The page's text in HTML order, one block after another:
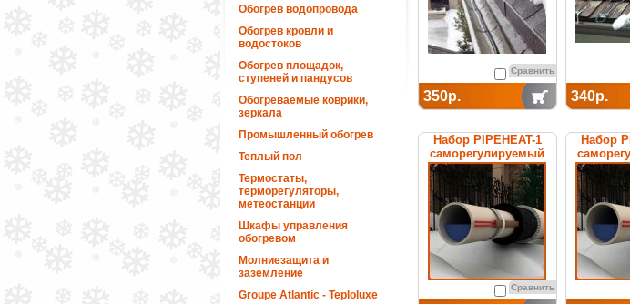
Обогрев водопровода
Обогрев кровли и
водостоков
Обогрев площадок,
ступеней и пандусов
Обогреваемые коврики,
зеркала
Промышленный обогрев
Теплый пол
Термостаты,
терморегуляторы,
метеостанции
Шкафы управления
обогревом
Молниезащита и
заземление
Groupe Atlantic - Teploluxe
Сравнить
350р. 340р.
Набор PIPEHEAT-1
саморегулируемый
для обогрева
пластиковых труб
Сравнить
Набор
для